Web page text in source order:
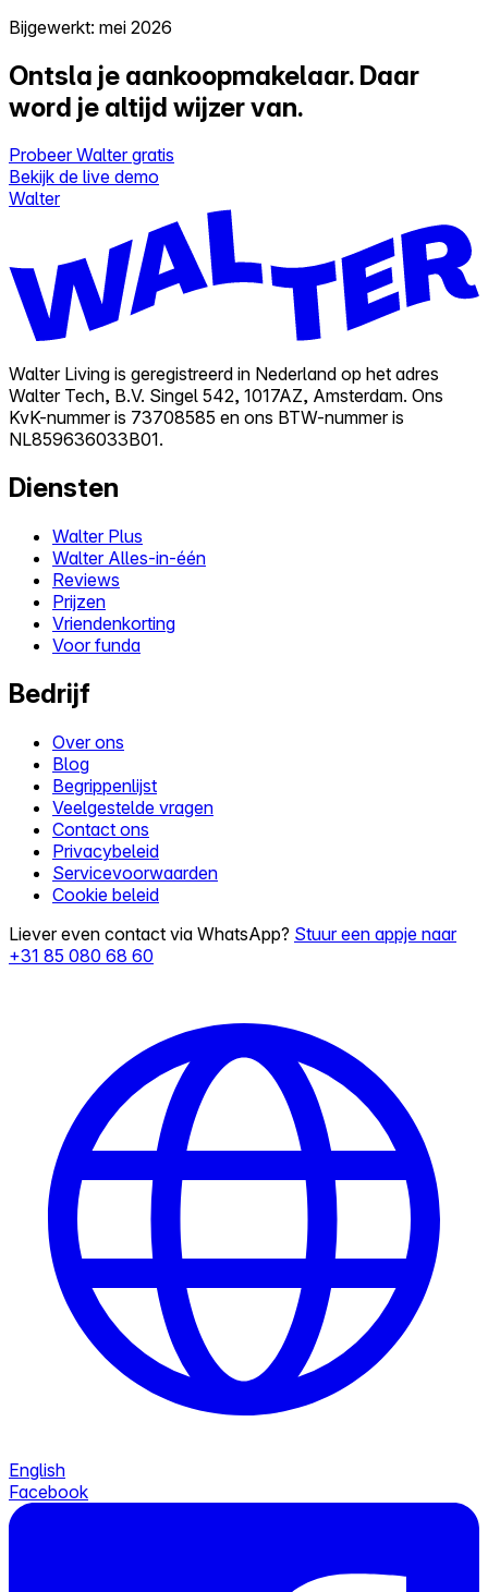
Bijgewerkt: mei 2026
Ontsla je aankoopmakelaar. Daar
word je altijd wijzer van.
Probeer Walter gratis
Bekijk de live demo
Walter
Walter Living is geregistreerd in Nederland op het adres
Walter Tech, B.V. Singel 542, 1017AZ, Amsterdam. Ons
KvK-nummer is 73708585 en ons BTW-nummer is
NL859636033B01.
Diensten
Walter Plus
Walter Alles-in-één
Reviews
Prijzen
Vriendenkorting
Voor funda
Bedrijf
Over ons
Blog
Begrippenlijst
Veelgestelde vragen
Contact ons
Privacybeleid
Servicevoorwaarden
Cookie beleid
Liever even contact via WhatsApp? Stuur een appje naar
+31 85 080 68 60
English
Facebook